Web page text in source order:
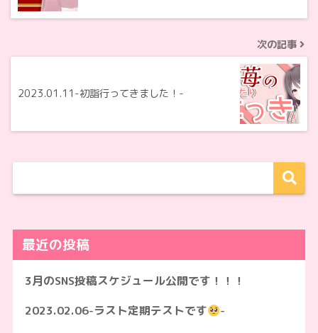
次の記事
2023.01.11-初詣行ってきました！-
最近の投稿
3月のSNS投稿スケジュール公開です！！！
2023.02.06-ラスト定期テストです
-